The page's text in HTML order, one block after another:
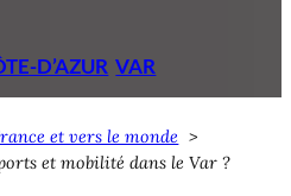
D’AZUR VAR
et vers le monde
et mobilité dans le Var ?